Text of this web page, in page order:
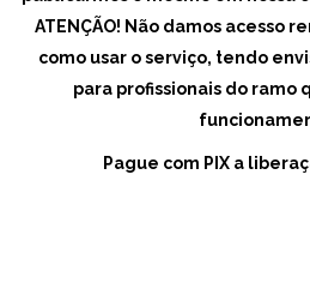
ATENÇÃO! Não damos acesso
como usar o serviço, tendo
para profissionais do ramo
Pague com PIX a